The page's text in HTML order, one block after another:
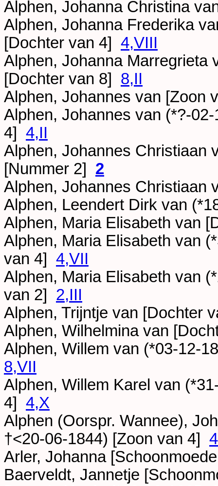
Alphen, Johanna Christina
Alphen, Johanna Frederika
[Dochter van 4] 4,VIII
Alphen, Johanna Marregrieta
[Dochter van 8] 8,II
Alphen, Johannes van [Zoon
Alphen, Johannes van (*?-
4] 4,II
Alphen, Johannes Christiaan
[Nummer 2] 2
Alphen, Johannes Christiaan
Alphen, Leendert Dirk van (*
Alphen, Maria Elisabeth van
Alphen, Maria Elisabeth van (*
van 4] 4,VII
Alphen, Maria Elisabeth van (*
van 2] 2,III
Alphen, Trijntje van [Dochter
Alphen, Wilhelmina van
Alphen, Willem van (*03-12-
8,VII
Alphen, Willem Karel van (*
4] 4,X
Alphen (Oorspr. Wannee),
†<20-06-1844) [Zoon van 4]
Arler, Johanna
Baerveldt, Jannetje